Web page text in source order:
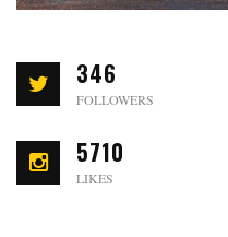
346
FOLLOWERS
5710
LIKES